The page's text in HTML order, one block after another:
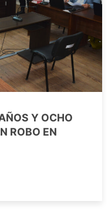
Y OCHO
ROBO EN